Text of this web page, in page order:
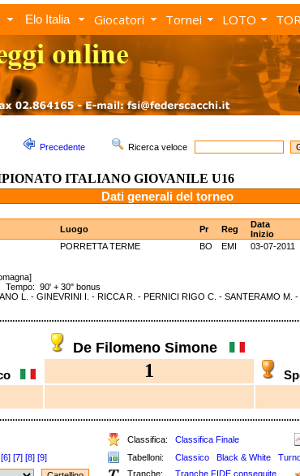
Elo Italia Giocatori Tornei LOTO
Precedente Ricerca veloce
ITALIANO GIOVANILE U16
Dati generali del torneo
Luogo Pr Reg
Data
Inizio
PORRETTA TERME BO EMI 03-07-2011
90' + 30" bonus
L. - GINEVRINI I. - RICCA R. - PERNICI RIGO C. - SANTERAMO
De Filomeno Simone
1
Classifica: Classifica Finale
[6] [7] [8] [9] Tabelloni: Classico Black & White
Tranche: Tranche FIDE conseguite